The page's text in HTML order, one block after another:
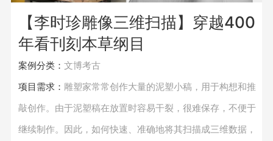
【李时珍雕像三维扫描】穿越400
年看刊刻本草纲目
案例分类：文博考古
项目需求： 雕塑家常常创作大量的泥塑小稿，用于构想和推
敲创作。由于泥塑稿在放置时容易干裂，很难保存，不便于
继续制作。因此，如何快速、准确地将其扫描成三维数据，